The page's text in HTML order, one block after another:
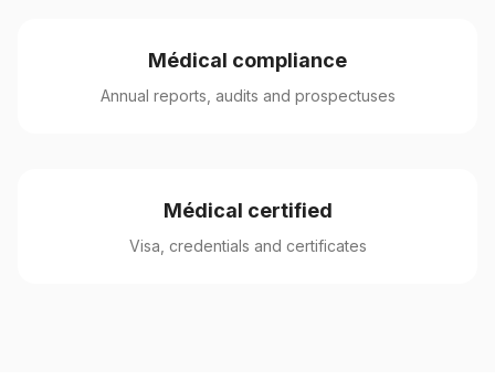
Médical compliance
Annual reports, audits and prospectuses
Médical certified
Visa, credentials and certificates